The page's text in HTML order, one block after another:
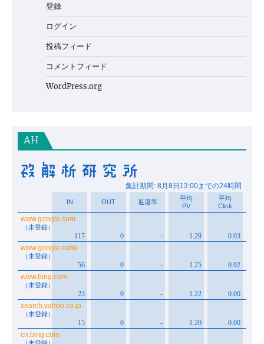
登録
ログイン
投稿フィード
コメントフィード
WordPress.org
AH